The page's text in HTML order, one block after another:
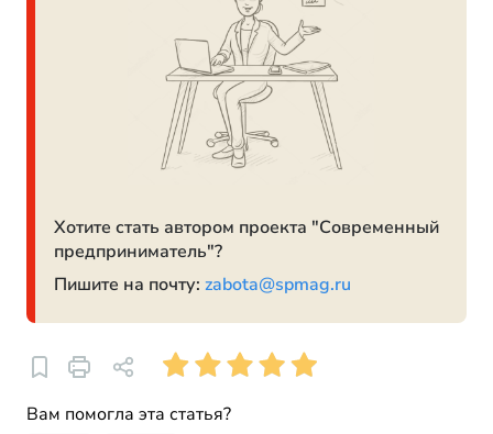
Хотите стать автором проекта "Современный
предприниматель"?
Пишите на почту: zabota@spmag.ru
Вам помогла эта статья?